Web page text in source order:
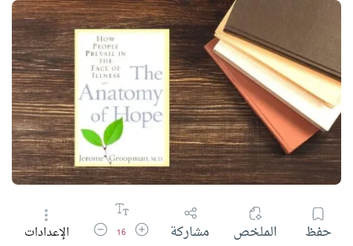
حفظ الملخص مشاركة زيادة حجم الخط
16 تقليل حجم الخط
الإعدادات